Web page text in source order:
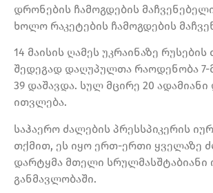
დრონების ჩამოგდების
ხოლო რაკეტების ჩამოგდების
14 მაისის ღამეს უკრაინაზე
შედეგად დაღუპულთა რაოდენობა 7-
39 დაშავდა. სულ მცირე 20
ითვლება.
საჰაერო ძალების პრესსპიკერის
თქმით, ეს იყო ერთ-ერთი ყველაზე
დარტყმა მთელი სრულმასშტაბიანი
განმავლობაში.